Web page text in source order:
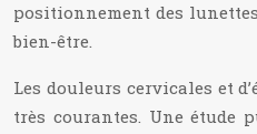
positionnement des
bien-être.
Les douleurs cervicales et
très courantes. Une étude